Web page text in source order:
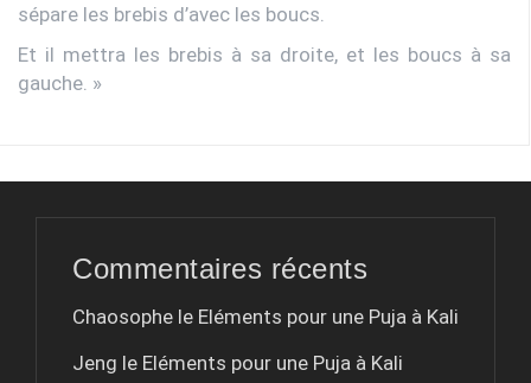
sépare les brebis d’avec les boucs.
Et il mettra les brebis à sa droite, et les boucs à sa
gauche. »
Commentaires récents
Chaosophe le Eléments pour une Puja à Kali
Jeng le Eléments pour une Puja à Kali